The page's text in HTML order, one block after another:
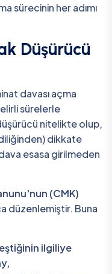
sürecinin her adımı
Düşürücü
davası açma
sürelerle
düşürücü nitelikte olup,
dikkate
dava esasa girilmeden
(CMK)
düzenlemiştir. Buna
ilgiliye